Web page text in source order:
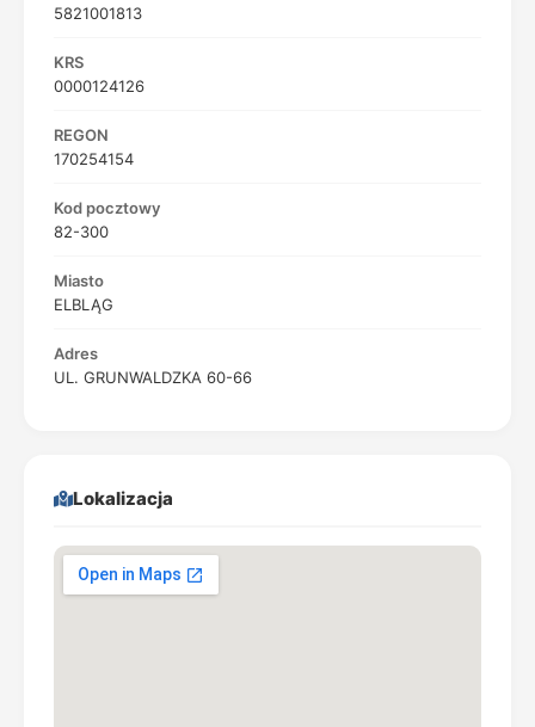
5821001813
KRS
0000124126
REGON
170254154
Kod pocztowy
82-300
Miasto
ELBLĄG
Adres
UL. GRUNWALDZKA 60-66
Lokalizacja